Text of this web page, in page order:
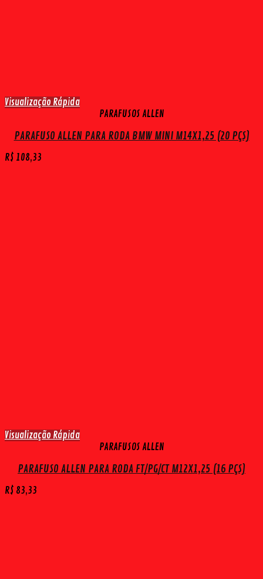
Visualização Rápida
PARAFUSOS ALLEN
PARAFUSO ALLEN PARA RODA BMW MINI M14X1,25 (20 PÇS)
R$ 108,33
Visualização Rápida
PARAFUSOS ALLEN
PARAFUSO ALLEN PARA RODA FT/PG/CT M12X1,25 (16 PÇS)
R$ 83,33